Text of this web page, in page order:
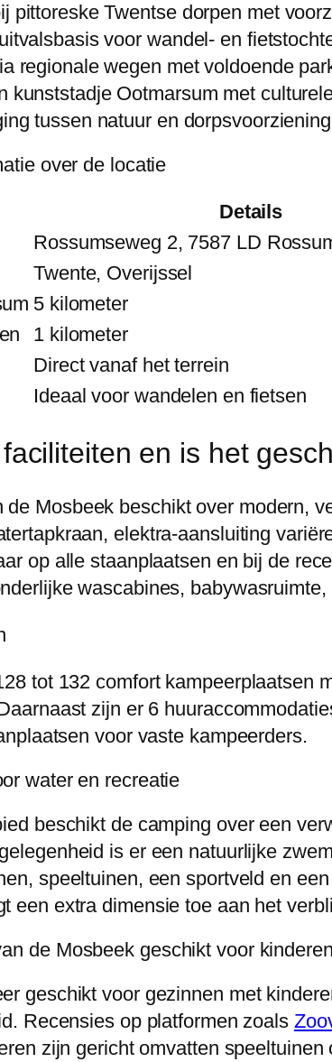
pittoreske Twentse dorpen met
voor wandel- en
regionale wegen met voldoende
kunststadje Ootmarsum met
tussen natuur en
over de locatie
Details
Rossumseweg 2, 7587 LD
Twente, Overijssel
5 kilometer
1 kilometer
Direct vanaf het terrein
Ideaal voor wandelen en fietsen
en is het
de Mosbeek beschikt over modern,
elektra-aansluiting
op alle staanplaatsen en bij de
wascabines,
tot 132 comfort kampeerplaatsen
zijn er 6
voor vaste kampeerders.
water en recreatie
beschikt de camping over een
is er een natuurlijke
speeltuinen, een sportveld en
een extra dimensie toe aan het
de Mosbeek geschikt voor
geschikt voor gezinnen met
Recensies op platformen zoals
zijn gericht omvatten